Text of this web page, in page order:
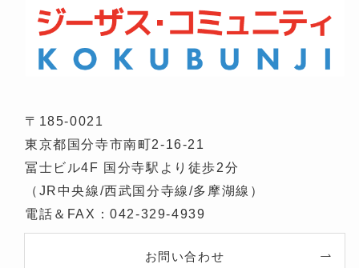
〒185-0021
東京都国分寺市南町2-16-21
冨士ビル4F 国分寺駅より徒歩2分
（JR中央線/西武国分寺線/多摩湖線）
電話＆FAX：042-329-4939
お問い合わせ